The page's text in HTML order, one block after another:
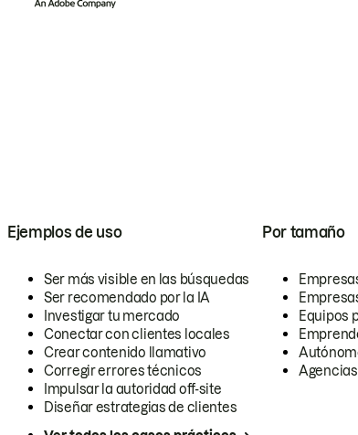
Ejemplos de uso
Ser más visible en las búsquedas
Ser recomendado por la IA
Investigar tu mercado
Conectar con clientes locales
Crear contenido llamativo
Corregir errores técnicos
Impulsar la autoridad off-site
Diseñar estrategias de clientes
Por tamaño
Equipos
Agencias